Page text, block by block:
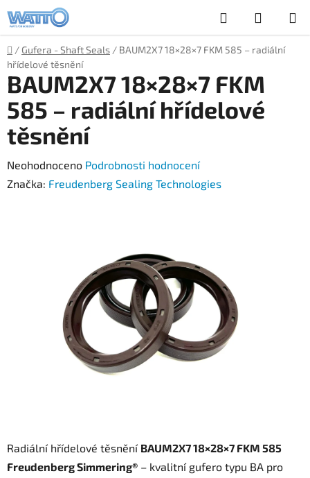
na
obsah
Hledat
KOŠÍK
Domů
/ Gufera - Shaft Seals / BAUM2X7 18×28×7 FKM 585 – radiální
hřídelové těsnění
Radiální hřídelové těsnění BAUM2X7 18×28×7 FKM 585
Freudenberg Simmering® – kvalitní gufero typu BA pro
BAUM2X7 18×28×7 FKM
585 – radiální hřídelové
těsnění
Průměrné
hodnocení
Neohodnoceno Podrobnosti hodnocení
Značka: Freudenberg Sealing Technologies